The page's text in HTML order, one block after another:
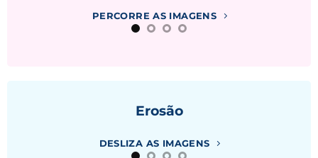
PERCORRE AS IMAGENS
Erosão
DESLIZA AS IMAGENS